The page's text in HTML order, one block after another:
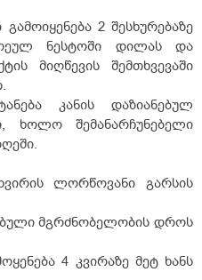
2 შესხურებაზე
ნესტოში დილას და
მიღწევის შემთხვევაში
კანის დაზიანებულ
ხოლო შემანარჩუნებელი
ლორწოვანი გარსის
მგრძნობელობის დროს
4 კვირაზე მეტ ხანს